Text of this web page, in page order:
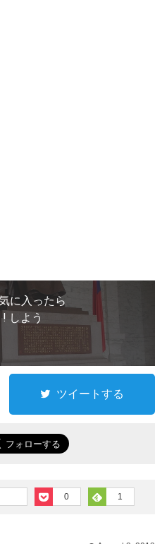
に入ったら
しよう
ツイートする
0 1